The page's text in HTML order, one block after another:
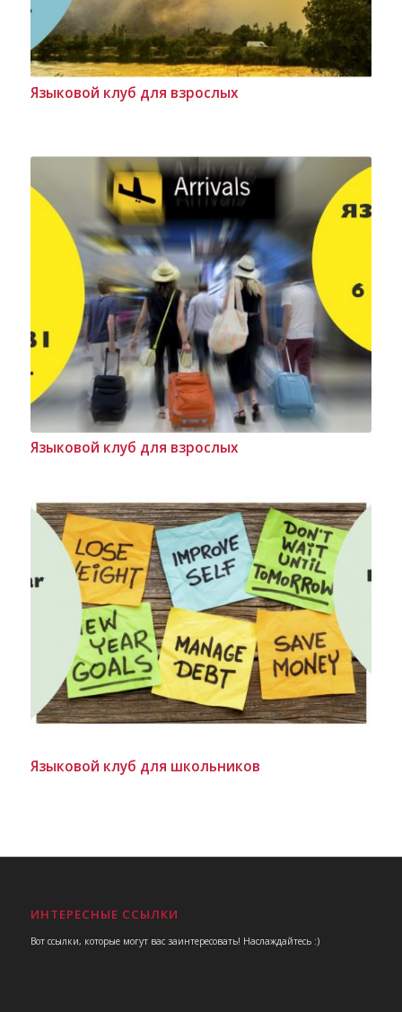
Языковой клуб для взрослых
Языковой клуб для взрослых
Языковой клуб для школьников
ИНТЕРЕСНЫЕ ССЫЛКИ
Вот ссылки, которые могут вас заинтересовать! Наслаждайтесь :)